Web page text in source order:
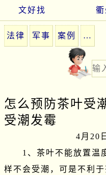
文好找 衢
法律 军事 案例 …
怎么预防茶叶受
受潮发霉
4月20
1、茶叶不能放置温度
样不会受潮，可是不利